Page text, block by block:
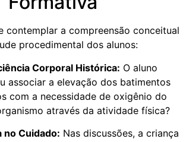
contemplar a compreensão conceitual
procedimental dos alunos:
Corporal Histórica: O aluno
associar a elevação dos batimentos
com a necessidade de oxigênio do
através da atividade física?
no Cuidado: Nas discussões, a criança